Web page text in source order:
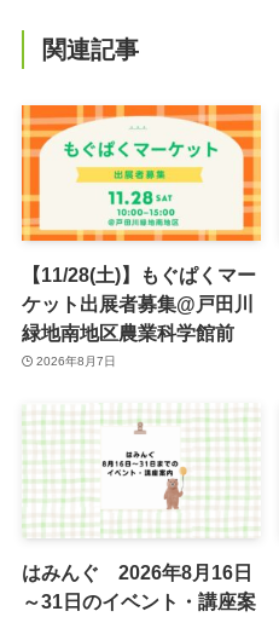
関連記事
【11/28(土)】もぐぱくマー
ケット出展者募集@戸田川
緑地南地区農業科学館前
2026年8月7日
はみんぐ 2026年8月16日
～31日のイベント・講座案